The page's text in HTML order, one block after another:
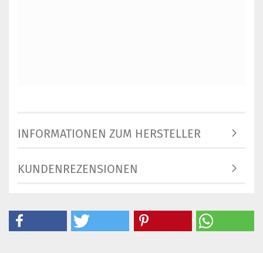
INFORMATIONEN ZUM HERSTELLER
KUNDENREZENSIONEN